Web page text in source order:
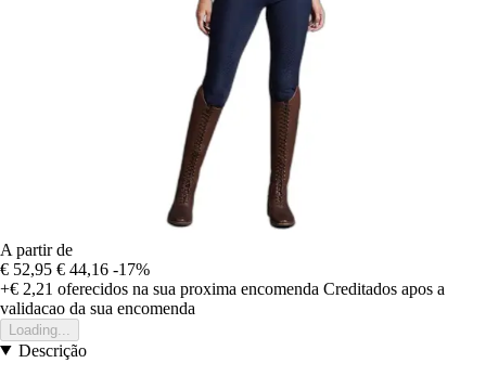
A partir de
€ 52,95 € 44,16 -17%
+€ 2,21 oferecidos na sua proxima encomenda Creditados apos a
validacao da sua encomenda
Loading...
Descrição